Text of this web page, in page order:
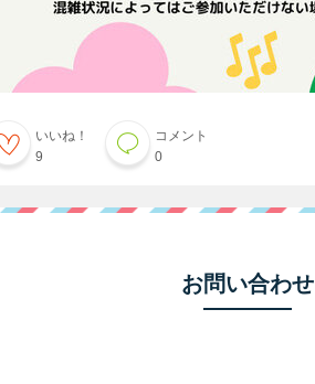
いいね！
9
コメント
0
お問い合わせ